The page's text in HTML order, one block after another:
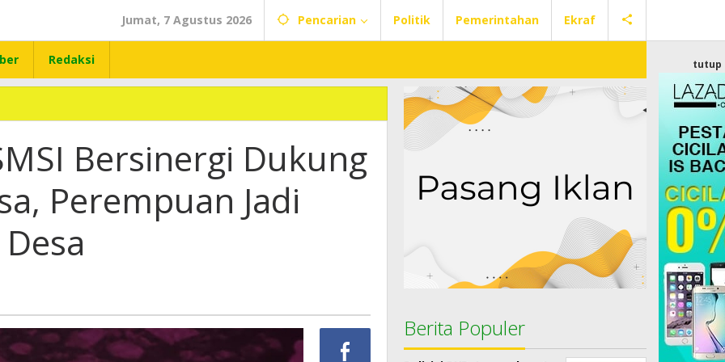
Jumat, 7 Agustus 2026 Pencarian Politik Pemerintahan Ekraf
Redaksi tutup
Bersinergi Dukung
Perempuan Jadi
Berita Populer